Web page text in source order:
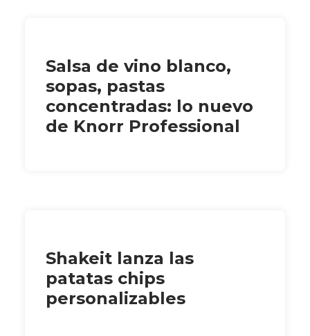
Salsa de vino blanco,
sopas, pastas
concentradas: lo nuevo
de Knorr Professional
Shakeit lanza las
patatas chips
personalizables